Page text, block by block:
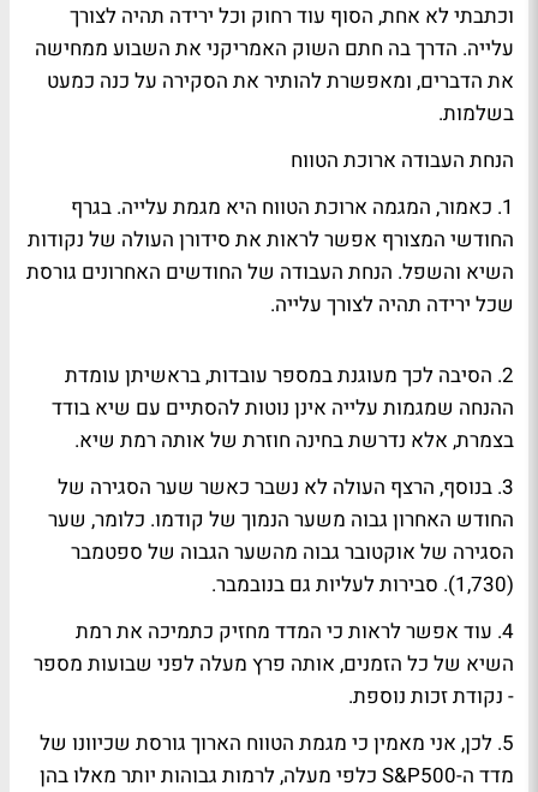
וכתבתי לא אחת, הסוף עוד רחוק וכל ירידה תהיה לצורך
עלייה. הדרך בה חתם השוק האמריקני את השבוע ממחישה
את הדברים, ומאפשרת להותיר את הסקירה על כנה כמעט
בשלמות.
הנחת העבודה ארוכת הטווח
1. כאמור, המגמה ארוכת הטווח היא מגמת עלייה. בגרף
החודשי המצורף אפשר לראות את סידורן העולה של נקודות
השיא והשפל. הנחת העבודה של החודשים האחרונים גורסת
שכל ירידה תהיה לצורך עלייה.
2. הסיבה לכך מעוגנת במספר עובדות, בראשיתן עומדת
ההנחה שמגמות עלייה אינן נוטות להסתיים עם שיא בודד
בצמרת, אלא נדרשת בחינה חוזרת של אותה רמת שיא.
3. בנוסף, הרצף העולה לא נשבר כאשר שער הסגירה של
החודש האחרון גבוה משער הנמוך של קודמו. כלומר, שער
הסגירה של אוקטובר גבוה מהשער הגבוה של ספטמבר
(1,730). סבירות לעליות גם בנובמבר.
4. עוד אפשר לראות כי המדד מחזיק כתמיכה את רמת
השיא של כל הזמנים, אותה פרץ מעלה לפני שבועות מספר
- נקודת זכות נוספת.
5. לכן, אני מאמין כי מגמת הטווח הארוך גורסת שכיוונו של
מדד ה-S&P500 כלפי מעלה, לרמות גבוהות יותר מאלו בהן